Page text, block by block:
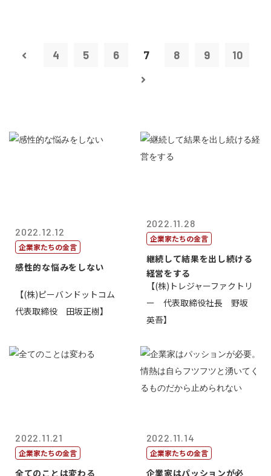
4 5 6 7 8 9 10
2022.12.12
企業家たちの金言
感性的な悩みをしない
【(株)ピーバンドットコム
代表取締役 田坂正樹】
2022.11.28
企業家たちの金言
継続して結果を出し続ける
経営をする
【(株)トレジャーファクトリ
ー 代表取締役社長 野坂
英吾】
2022.11.21
企業家たちの金言
全てのことは変わる
2022.11.14
企業家たちの金言
企業家はパッションが必